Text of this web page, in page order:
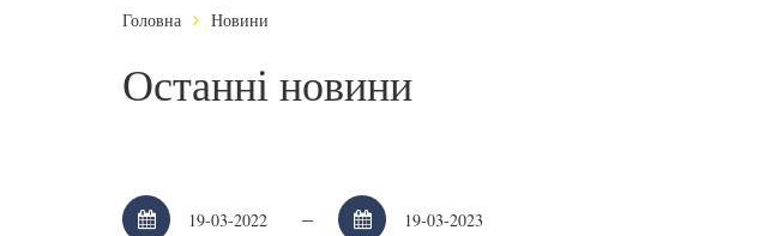
Головна Новини
Останні новини
–